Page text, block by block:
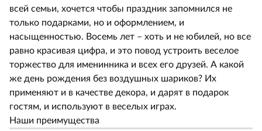
всей семьи, хочется чтобы праздник запомнился не
только подарками, но и оформлением, и
насыщенностью. Восемь лет – хоть и не юбилей, но все
равно красивая цифра, и это повод устроить веселое
торжество для именинника и всех его друзей. А какой
же день рождения без воздушных шариков? Их
применяют и в качестве декора, и дарят в подарок
гостям, и используют в веселых играх.
Наши преимущества